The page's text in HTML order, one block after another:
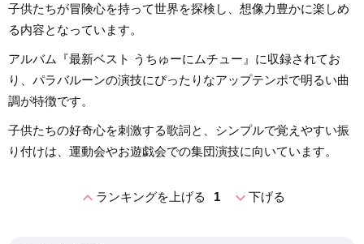
子供たちが冒険心を持って世界を探検し、想像力豊かに楽しめ
る内容となっています。
アルバム『最新ベスト うちゅーにムチュー』に収録されてお
り、パラバルーンの演技にぴったりなアップテンポで明るい曲
調が特徴です。
子供たちの好奇心を刺激する歌詞と、シンプルで覚えやすい振
り付けは、運動会やお遊戯会での集団演技に向いています。
expand_lessランキングを上げる 1 expand_more下げる